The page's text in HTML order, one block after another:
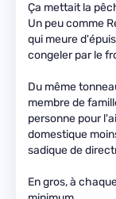
Ça mettait la
Un peu comme
qui meure
congeler par le
Du même
membre de
personne pour
domestique
sadique de
En gros, à